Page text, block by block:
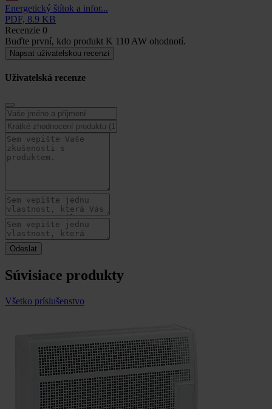
Energetický štítok a infor...
PDF, 8.9 KB
Recenzie 0
Buďte první, kdo produkt K 110 AW ohodnotí.
Napsat uživatelskou recenzi
Uživatelská recenze
Súvisiace produkty
Všetko príslušenstvo